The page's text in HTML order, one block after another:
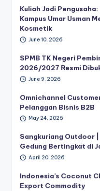
Kuliah Jadi
Kampus Umar Usman
Kosmetik
June 10, 2026
SPMB TK Negeri
2026/2027 Resmi
June 9, 2026
Omnichannel
Pelanggan Bisnis B2B
May 24, 2026
Sangkuriang Outdoor |
Gedung Bertingkat di
April 20, 2026
Indonesia’s Coconut
Export Commodity